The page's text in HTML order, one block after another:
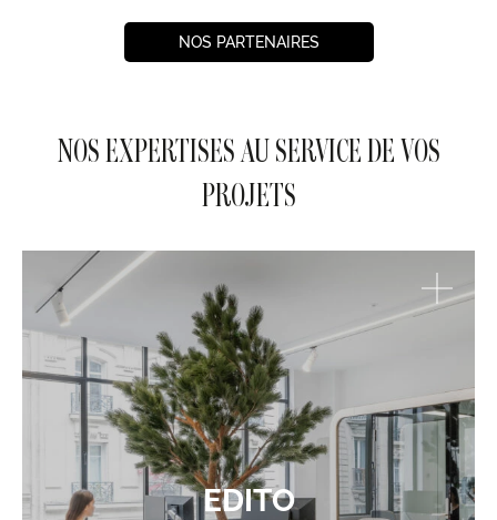
NOS PARTENAIRES
NOS EXPERTISES AU SERVICE DE VOS
PROJETS
EDITO